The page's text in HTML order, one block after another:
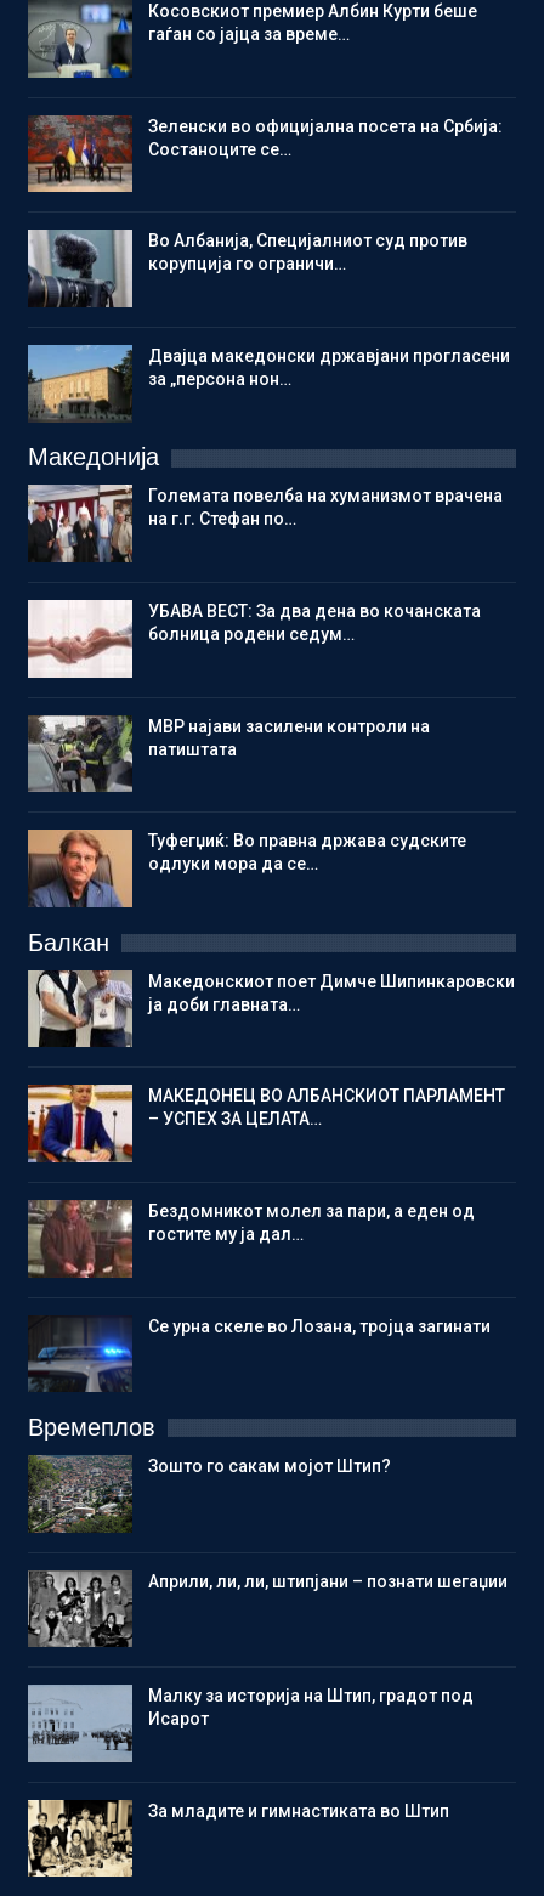
Косовскиот премиер Албин Курти беше
гаѓан со јајца за време…
Зеленски во официјална посета на Србија:
Состаноците се…
Во Албанија, Специјалниот суд против
корупција го ограничи…
Двајца македонски државјани прогласени
за „персона нон…
Македонија
Големата повелба на хуманизмот врачена
на г.г. Стефан по…
УБАВА ВЕСТ: За два дена во кочанската
болница родени седум…
МВР најави засилени контроли на
патиштата
Туфегџиќ: Во правна држава судските
одлуки мора да се…
Балкан
Македонскиот поет Димче Шипинкаровски
ја доби главната…
МАКЕДОНЕЦ ВО АЛБАНСКИОТ ПАРЛАМЕНТ
– УСПЕХ ЗА ЦЕЛАТА…
Бездомникот молел за пари, а еден од
гостите му ја дал…
Се урна скеле во Лозана, тројца загинати
Времеплов
Зошто го сакам мојот Штип?
Aприли, ли, ли, штипјани – познати шегаџии
Малку за историја на Штип, градот под
Исарот
Зa младите и гимнастиката во Штип